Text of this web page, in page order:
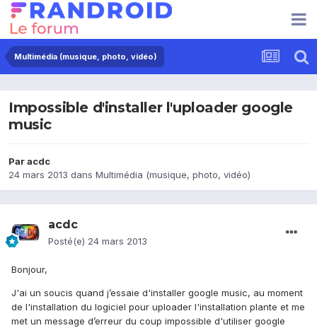
Multimédia (musique, photo, vidéo)
Impossible d'installer l'uploader google
music
Paracdc
24 mars 2013 dans Multimédia (musique, photo, vidéo)
acdc
Posté(e) 24 mars 2013
Bonjour,
J'ai un soucis quand j’essaie d'installer google music, au moment
de l'installation du logiciel pour uploader l'installation plante et me
met un message d’erreur du coup impossible d'utiliser google